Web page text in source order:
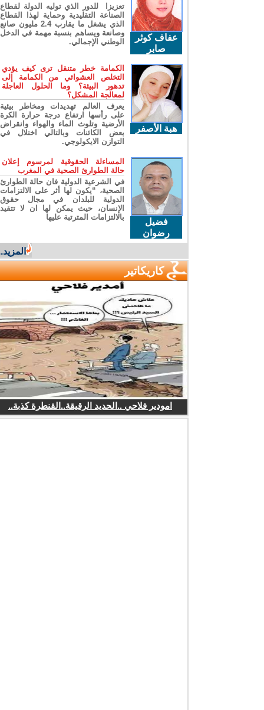
عفاف كوثر
صابر
تعزيزا للدور الذي توليه الدولة لقطاع
الصناعة التقليدية وحماية لهذا القطاع
الذي يشغل ما يقارب 2.4 مليون صانع
وصانعة ويساهم بنسبة مهمة في الدخل
الوطني الإجمالي.
هبة الأصفر
الكمامة خطر متنقل ترى كيف يؤدي
التخلص العشوائي من الكمامة إلى
تدهور البيئة؟ وما الحلول العاجلة
لمعالجة المشكل؟
يعرف العالم تهديدات ومخاطر بيئية
على رأسها ارتفاع درجة حرارة الكرة
الأرضية وتلوث الماء والهواء وانقراض
بعض الكائنات وبالتالي اختلال في
التوازن الايكولوجي.
فضيل
رضوان
المساءلة الحقوقية لمرسوم إعلان
حالة الطوارئ الصحية في المغرب
في الشرعية الدولية فان حالة الطوارئ
الصحية، “يكون لها أثر على الالتزامات
الدولية للبلدان في مجال حقوق
الإنسان، حيث يمكن لها ان لا تتقيد
بالالتزامات المترتبة عليها
المزيد...
كاريكاتير
امودير فلاحي ..الحديد الرقيقة..القنطرة كذبة..